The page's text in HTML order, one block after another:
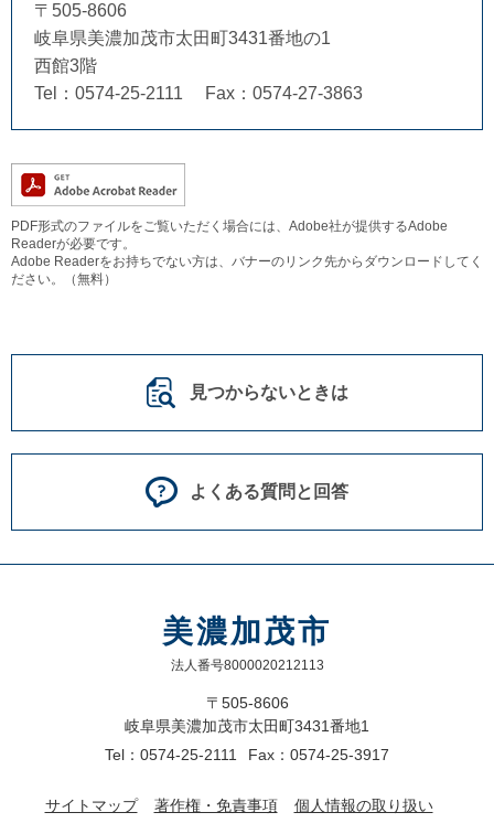
〒505-8606
岐阜県美濃加茂市太田町3431番地の1
西館3階
Tel：0574-25-2111
Fax：0574-27-3863
PDF形式のファイルをご覧いただく場合には、Adobe社が提供するAdobe
Readerが必要です。
Adobe Readerをお持ちでない方は、バナーのリンク先からダウンロードしてく
ださい。（無料）
見つからないときは
よくある質問と回答
美濃加茂市
法人番号8000020212113
〒505-8606
岐阜県美濃加茂市太田町3431番地1
Tel：0574-25-2111
Fax：0574-25-3917
サイトマップ 著作権・免責事項 個人情報の取り扱い